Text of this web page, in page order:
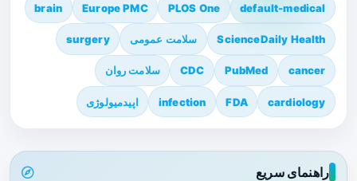
default-medical
PLOS One
Europe PMC
brain
ScienceDaily Health سلامت عمومی surgery
cancer
PubMed
CDC سلامت روان
cardiology
FDA
infection اپیدمیولوژی
راهنمای سریع